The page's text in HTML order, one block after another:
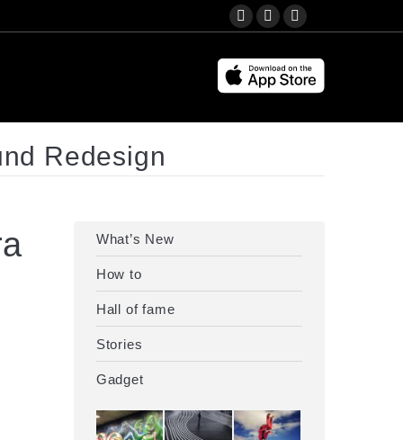
YouTube
opens
in
new
Instagram
opens
in
new
Facebook
opens
in
new
Redesign
What’s New
How to
Hall of fame
Stories
Gadget